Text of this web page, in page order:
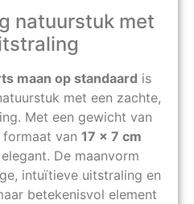
natuurstuk met
maan op standaard is
met een zachte,
Met een gewicht van
formaat van 17 x 7 cm
De maanvorm
intuïtieve uitstraling en
betekenisvol element